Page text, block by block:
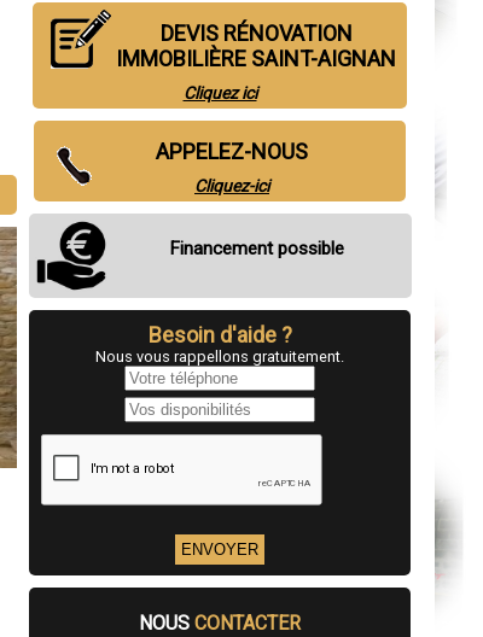
DEVIS RÉNOVATION
IMMOBILIÈRE SAINT-AIGNAN
Cliquez ici
APPELEZ-NOUS
Cliquez-ici
Financement possible
Besoin d'aide ?
Nous vous rappellons gratuitement.
NOUS CONTACTER